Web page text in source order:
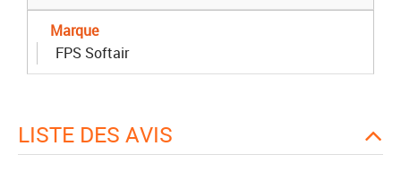
Marque
FPS Softair
LISTE DES AVIS